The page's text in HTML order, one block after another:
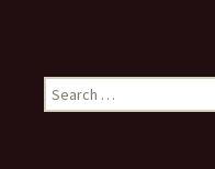
Search
for: